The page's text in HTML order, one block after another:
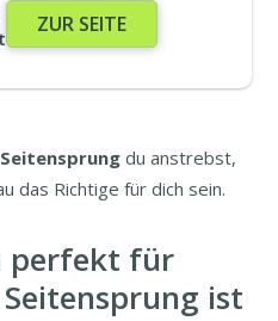
ZUR SEITE
Seitensprung du anstrebst,
das Richtige für dich sein.
perfekt für
ist